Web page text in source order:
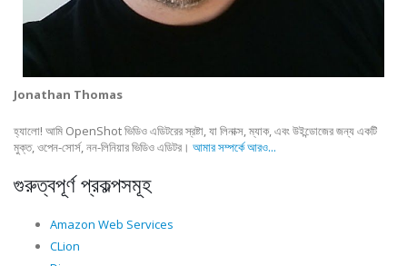
Jonathan Thomas
হ্যালো! আমি OpenShot ভিডিও এডিটরের স্রষ্টা, যা লিনাক্স, ম্যাক, এবং উইন্ডোজের জন্য একটি
মুক্ত, ওপেন-সোর্স, নন-লিনিয়ার ভিডিও এডিটর। আমার সম্পর্কে আরও...
গুরুত্বপূর্ণ প্রকল্পসমূহ
Amazon Web Services
CLion